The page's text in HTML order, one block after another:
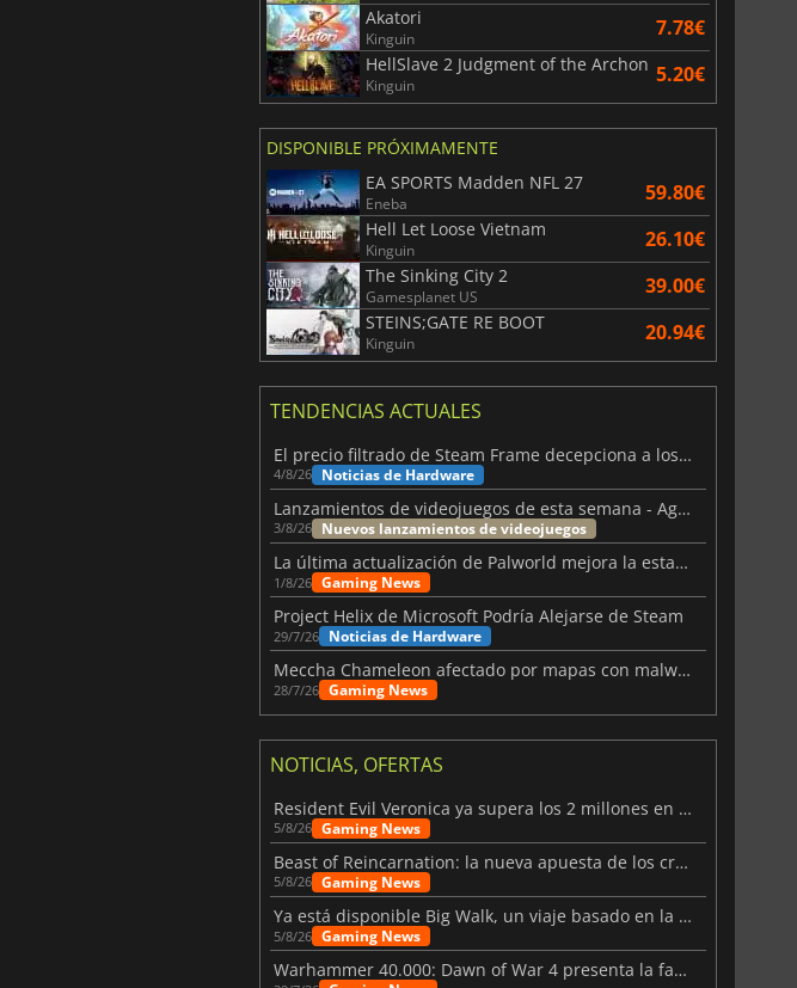
Akatori
Kinguin 7.78€
HellSlave 2 Judgment of the Archon
Kinguin 5.20€
DISPONIBLE PRÓXIMAMENTE
EA SPORTS Madden NFL 27
Eneba 59.80€
Hell Let Loose Vietnam
Kinguin 26.10€
The Sinking City 2
Gamesplanet US 39.00€
STEINS;GATE RE BOOT
Kinguin 20.94€
TENDENCIAS ACTUALES
El precio filtrado de Steam Frame decepciona a los usuarios
4/8/26 Noticias de Hardware
Lanzamientos de videojuegos de esta semana - Agosto de 2026 (semana 32)
3/8/26 Nuevos lanzamientos de videojuegos
La última actualización de Palworld mejora la estabilidad
1/8/26 Gaming News
Project Helix de Microsoft Podría Alejarse de Steam
29/7/26 Noticias de Hardware
Meccha Chameleon afectado por mapas con malware y Discord
28/7/26 Gaming News
NOTICIAS, OFERTAS
Resident Evil Veronica ya supera los 2 millones en listas de deseados
5/8/26 Gaming News
Beast of Reincarnation: la nueva apuesta de los creadores de Pokémon
5/8/26 Gaming News
Ya está disponible Big Walk, un viaje basado en la amistad
5/8/26 Gaming News
Warhammer 40.000: Dawn of War 4 presenta la facción de los Necrones